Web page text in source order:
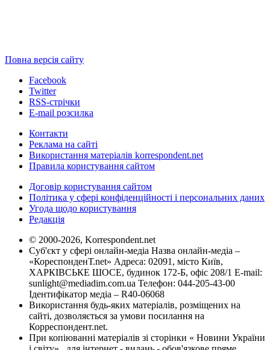
Повна версія сайту
Facebook
Twitter
RSS-стрічки
E-mail розсилка
Контакти
Реклама на сайті
Використання матеріалів korrespondent.net
Правила користування сайтом
Договір користування сайтом
Політика у сфері конфіденційності і персональних даних
Угода щодо користування
Редакція
© 2000-2026, Korrespondent.net
Суб'єкт у сфері онлайн-медіа Назва онлайн-медіа –
«КореспонденТ.net» Адреса: 02091, місто Київ,
ХАРКІВСЬКЕ ШОСЕ, будинок 172-Б, офіс 208/1 E-mail:
sunlight@mediadim.com.ua Телефон: 044-205-43-00
Ідентифікатор медіа – R40-06068
Використання будь-яких матеріалів, розміщених на
сайті, дозволяється за умови посилання на
Корреспондент.net.
При копіюванні матеріалів зі сторінки « Новини України